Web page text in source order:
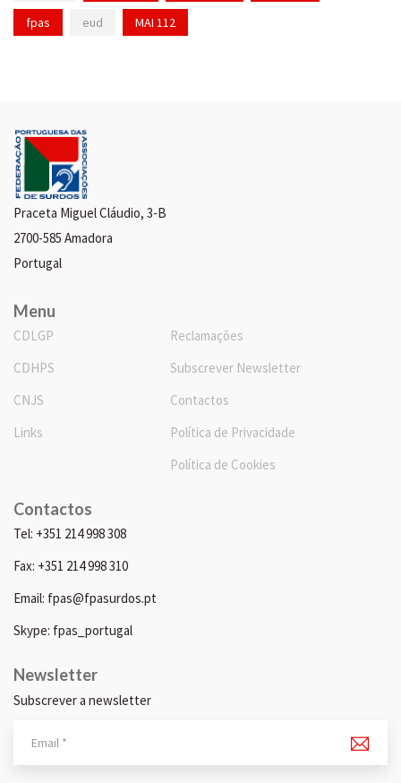
fpas eud MAI 112
Praceta Miguel Cláudio, 3-B
2700-585 Amadora
Portugal
Menu
CDLGP
CDHPS
CNJS
Links
Reclamações
Subscrever Newsletter
Contactos
Política de Privacidade
Política de Cookies
Contactos
Tel: +351 214 998 308
Fax: +351 214 998 310
Email: fpas@fpasurdos.pt
Skype: fpas_portugal
Newsletter
Subscrever a newsletter